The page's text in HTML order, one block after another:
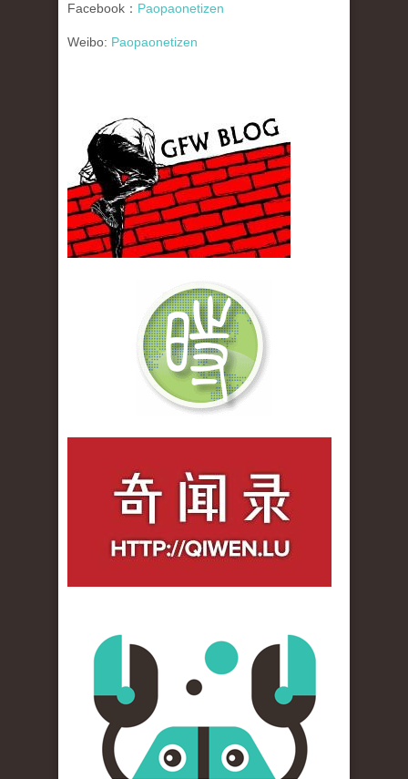
Facebook： Paopaonetizen
Weibo: Paopaonetizen
gfw_blog_small.jpg